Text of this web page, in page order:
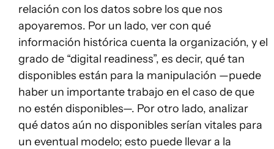
relación con los datos sobre los que nos
apoyaremos. Por un lado, ver con qué
información histórica cuenta la organización, y el
grado de “digital readiness”, es decir, qué tan
disponibles están para la manipulación —puede
haber un importante trabajo en el caso de que
no estén disponibles—. Por otro lado, analizar
qué datos aún no disponibles serían vitales para
un eventual modelo; esto puede llevar a la